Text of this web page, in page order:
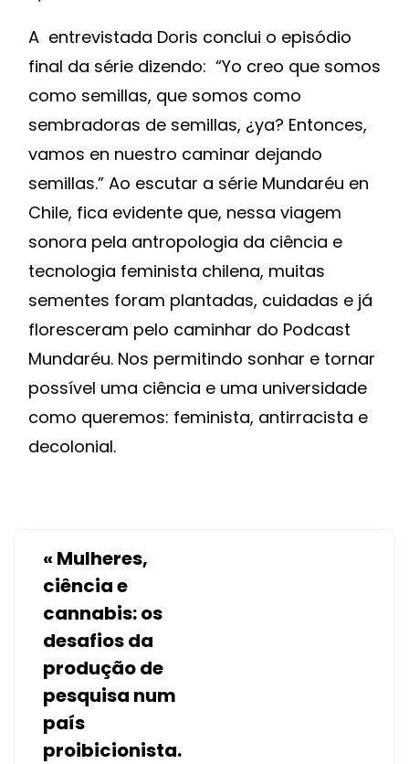
A entrevistada Doris conclui o episódio
final da série dizendo: “Yo creo que somos
como semillas, que somos como
sembradoras de semillas, ¿ya? Entonces,
vamos en nuestro caminar dejando
semillas.” Ao escutar a série Mundaréu en
Chile, fica evidente que, nessa viagem
sonora pela antropologia da ciência e
tecnologia feminista chilena, muitas
sementes foram plantadas, cuidadas e já
floresceram pelo caminhar do Podcast
Mundaréu. Nos permitindo sonhar e tornar
possível uma ciência e uma universidade
como queremos: feminista, antirracista e
decolonial.
« Mulheres,
ciência e
cannabis: os
desafios da
produção de
pesquisa num
país
proibicionista.